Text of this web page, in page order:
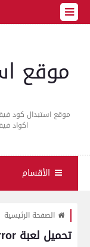
موقع
موقع استبدال كود
اكواد
الأقسام
الصفحة الرئيسية